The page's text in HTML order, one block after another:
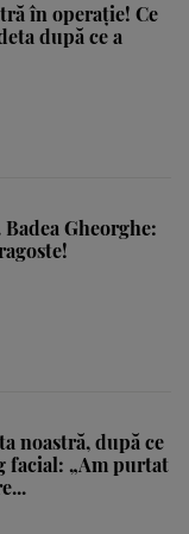
în operație! Ce
după ce a
Gheorghe:
noastră, după ce
„Am purtat